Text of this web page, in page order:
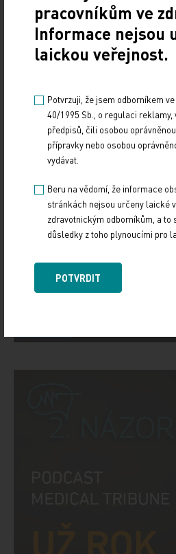
Čtěte také
Anketa u sester nepřekvapila.
hned,“ říká Šochmanová.
Praha chce postavit novou
Sdílený lékový záznam by mohl
letošního roku
Domácí péče by byla schopná se
procent pacientů z LDN
Zdroj: MT
IMPORT: TITULY KOMENTÁŘE A
Sdílejte článek
pracovníkům ve
Informace nejsou
laickou veřejnost.
Potvrzuji, že jsem odborníkem
40/1995 Sb., o regulaci reklamy,
předpisů, čili osobou
přípravky nebo osobou
vydávat.
Beru na vědomí, že informace
stránkách nejsou určeny laické
zdravotnickým odborníkům, a to
důsledky z toho plynoucími pro
POTVRDIT